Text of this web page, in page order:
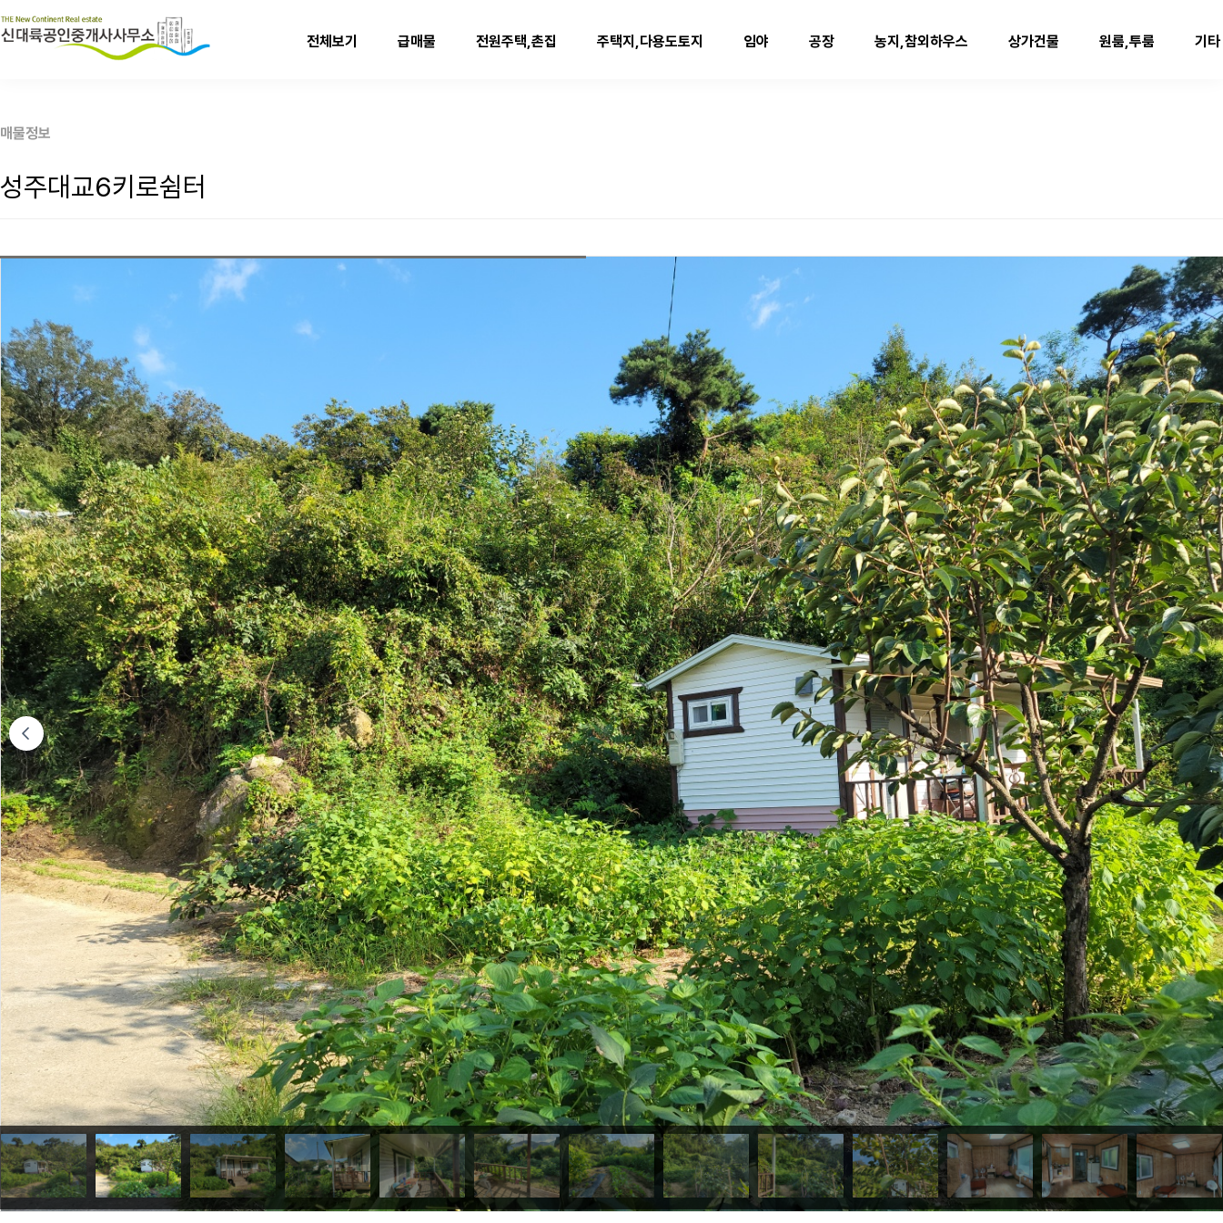
전체보기 급매물 전원주택,촌집 주택지,다용도토지 임야 공장 농지,참외하우스 상가건물 원룸,투룸 기타
매물정보
성주대교6키로쉼터